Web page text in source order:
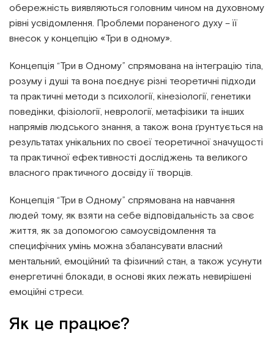
обережність виявляються головним чином на духовному
рівні усвідомлення. Проблеми пораненого духу – її
внесок у концепцію «Три в одному».
Концепція “Три в Одному” спрямована на інтеграцію тіла,
розуму і душі та вона поєднує різні теоретичні підходи
та практичні методи з психології, кінезіології, генетики
поведінки, фізіології, неврології, метафізики та інших
напрямів людського знання, а також вона ґрунтується на
результатах унікальних по своєї теоретичної значущості
та практичної ефективності досліджень та великого
власного практичного досвіду її творців.
Концепція “Три в Одному” спрямована на навчання
людей тому, як взяти на себе відповідальність за своє
життя, як за допомогою самоусвідомлення та
специфічних умінь можна збалансувати власний
ментальний, емоційний та фізичний стан, а також усунути
енергетичні блокади, в основі яких лежать невирішені
емоційні стреси.
Як це працює?